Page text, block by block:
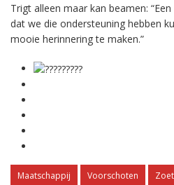
Trigt alleen maar kan beamen:
dat we die ondersteuning hebben
mooie herinnering te maken.”
Maatschappij Voorschoten